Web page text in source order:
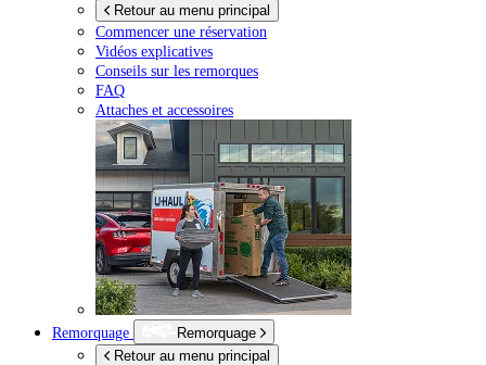
Retour au menu principal
Commencer une réservation
Vidéos explicatives
Conseils sur les remorques
FAQ
Attaches et accessoires
Remorquage
Remorquage
Retour au menu principal